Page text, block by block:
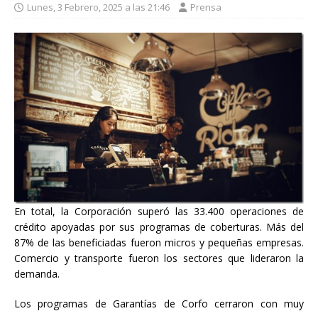
Lunes, 3 Febrero, 2025 a las 21:46 Prensa
En total, la Corporación superó las 33.400 operaciones de
crédito apoyadas por sus programas de coberturas. Más del
87% de las beneficiadas fueron micros y pequeñas empresas.
Comercio y transporte fueron los sectores que lideraron la
demanda.
Los programas de Garantías de Corfo cerraron con muy